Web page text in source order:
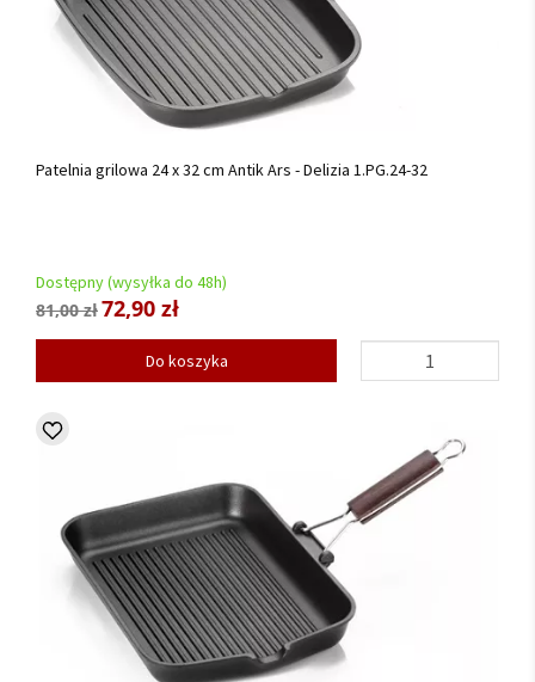
Patelnia grilowa 24 x 32 cm Antik Ars - Delizia 1.PG.24-32
Dostępny (wysyłka do 48h)
81,00 zł72,90 zł
Do koszyka